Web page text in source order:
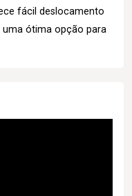
fácil deslocamento
uma ótima opção para